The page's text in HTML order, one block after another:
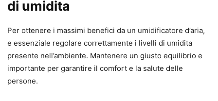
di umidita
Per ottenere i massimi benefici da un umidificatore d’aria,
e essenziale regolare correttamente i livelli di umidita
presente nell’ambiente. Mantenere un giusto equilibrio e
importante per garantire il comfort e la salute delle
persone.